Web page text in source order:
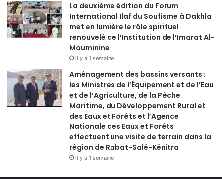
La deuxième édition du Forum
International Ilaf du Soufisme à Dakhla
met en lumière le rôle spirituel
renouvelé de l’Institution de l’Imarat Al-
Mouminine
il y a 1 semaine
Aménagement des bassins versants :
les Ministres de l’Équipement et de l’Eau
et de l’Agriculture, de la Pêche
Maritime, du Développement Rural et
des Eaux et Forêts et l’Agence
Nationale des Eaux et Forêts
effectuent une visite de terrain dans la
région de Rabat-Salé-Kénitra
il y a 1 semaine